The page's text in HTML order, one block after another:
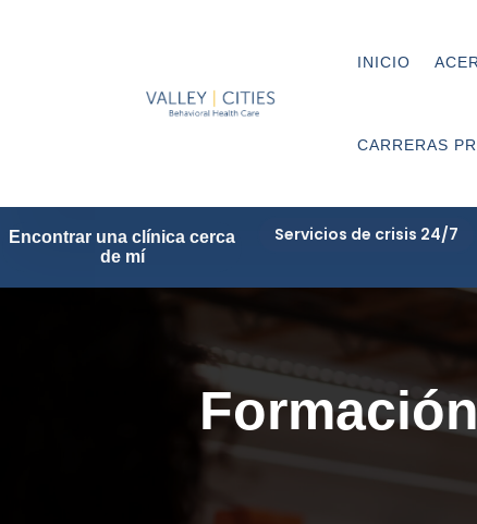
INICIO
CARRERAS
Encontrar una clínica cerca
de mí
Servicios de crisis 24/7